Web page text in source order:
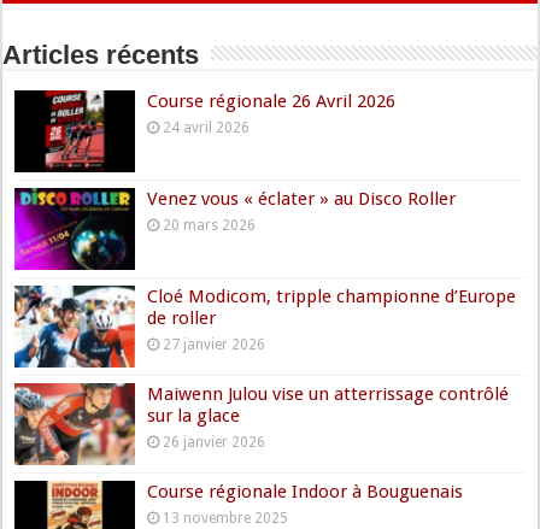
Articles récents
Course régionale 26 Avril 2026
24 avril 2026
Venez vous « éclater » au Disco Roller
20 mars 2026
Cloé Modicom, tripple championne d’Europe
de roller
27 janvier 2026
Maiwenn Julou vise un atterrissage contrôlé
sur la glace
26 janvier 2026
Course régionale Indoor à Bouguenais
13 novembre 2025